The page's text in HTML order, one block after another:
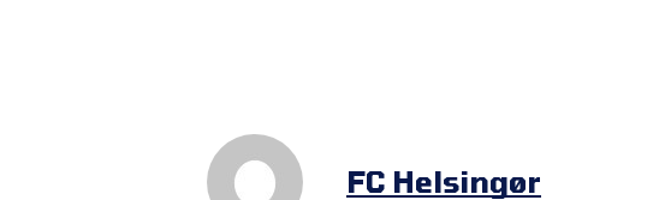
FC Helsingør